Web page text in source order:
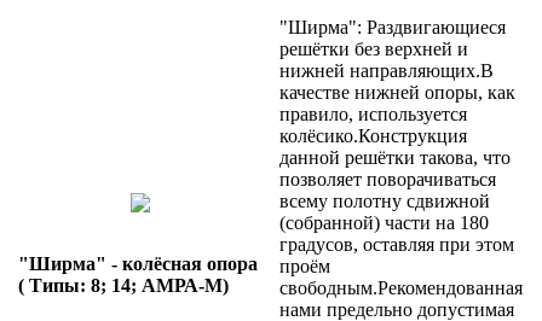
"Ширма" - колёсная опора
( Типы: 8; 14; АМРА-М)
"Ширма": Раздвигающиеся
решётки без верхней и
нижней направляющих.В
качестве нижней опоры, как
правило, используется
колёсико.Конструкция
данной решётки такова, что
позволяет поворачиваться
всему полотну сдвижной
(собранной) части на 180
градусов, оставляя при этом
проём
свободным.Рекомендованная
нами предельно допустимая